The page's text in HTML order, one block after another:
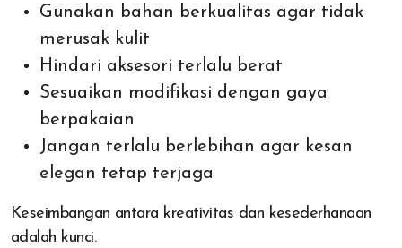
Gunakan bahan berkualitas agar tidak
merusak kulit
Hindari aksesori terlalu berat
Sesuaikan modifikasi dengan gaya
berpakaian
Jangan terlalu berlebihan agar kesan
elegan tetap terjaga
Keseimbangan antara kreativitas dan kesederhanaan
adalah kunci.